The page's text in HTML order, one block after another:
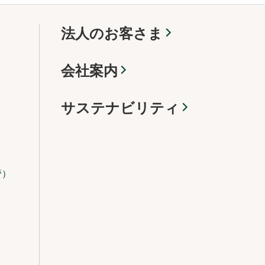
法人のお客さま
会社案内
サステナビリティ